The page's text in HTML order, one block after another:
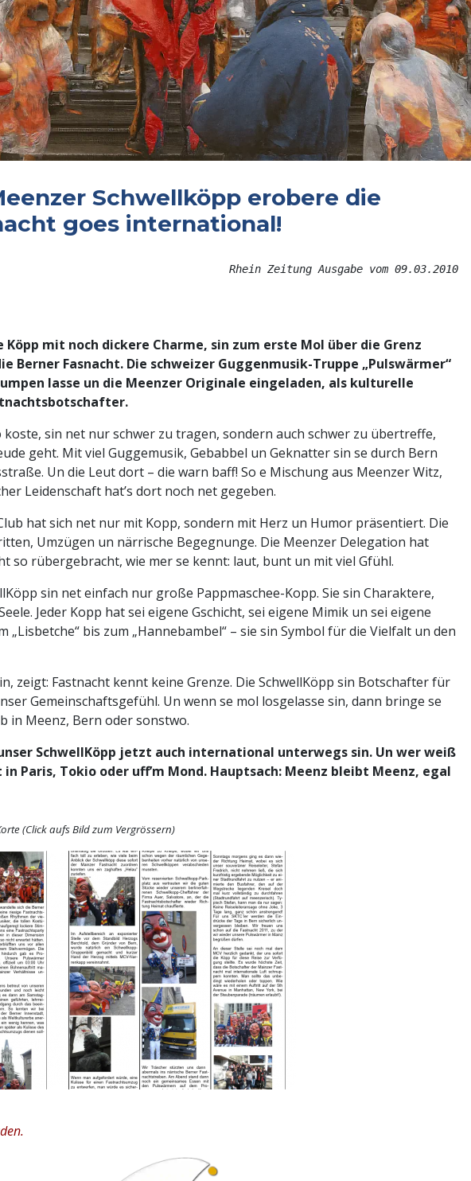
Schwellköpp erobere die
goes international!
Rhein Zeitung Ausgabe vom 09.03.2010
Köpp mit noch dickere Charme, sin zum erste Mol über die Grenz
Berner Fasnacht. Die schweizer Guggenmusik-Truppe „Pulswärmer“
lasse un die Meenzer Originale eingeladen, als kulturelle
koste, sin net nur schwer zu tragen, sondern auch schwer zu übertreffe,
geht. Mit viel Guggemusik, Gebabbel un Geknatter sin se durch Bern
Un die Leut dort – die warn baff! So e Mischung aus Meenzer Witz,
Leidenschaft hat’s dort noch net gegeben.
hat sich net nur mit Kopp, sondern mit Herz un Humor präsentiert. Die
Umzügen un närrische Begegnunge. Die Meenzer Delegation hat
so rübergebracht, wie mer se kennt: laut, bunt un mit viel Gfühl.
sin net einfach nur große Pappmaschee-Kopp. Sie sin Charaktere,
Jeder Kopp hat sei eigene Gschicht, sei eigene Mimik un sei eigene
„Lisbetche“ bis zum „Hannebambel“ – sie sin Symbol für die Vielfalt un den
zeigt: Fastnacht kennt keine Grenze. Die SchwellKöpp sin Botschafter für
Gemeinschaftsgefühl. Un wenn se mol losgelasse sin, dann bringe se
in Meenz, Bern oder sonstwo.
SchwellKöpp jetzt auch international unterwegs sin. Un wer weiß
Paris, Tokio oder uff’m Mond. Hauptsach: Meenz bleibt Meenz, egal
(Click aufs Bild zum Vergrössern)